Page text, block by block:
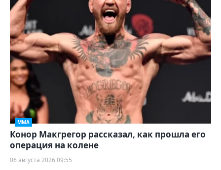
ММА
Конор Макгрегор рассказал, как прошла его
операция на колене
06 августа 2026 09:55